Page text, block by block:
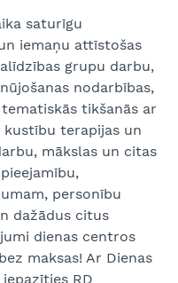
saturīgu
iemaņu attīstošas
grupu darbu,
nodarbības,
tikšanās ar
kustību terapijas un
mākslas un citas
personību
dažādus citus
dienas centros
maksas! Ar Dienas
RD